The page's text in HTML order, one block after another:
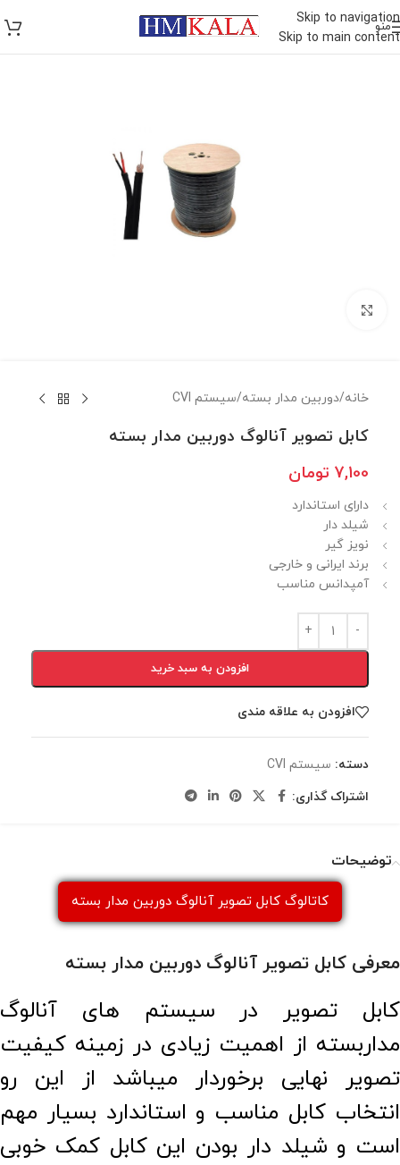
Skip to navigation
Skip to main content
منو
خانه/دوربين مدار بسته/سيستم CVI
کابل تصویر آنالوگ دوربین مدار بسته
7,100 تومان
دارای استاندارد
شیلد دار
نویز گیر
برند ایرانی و خارجی
آمپدانس مناسب
افزودن به سبد خرید
افزودن به علاقه مندی
دسته: سيستم CVI
اشتراک گذاری:
توضیحات
کاتالوگ کابل تصویر آنالوگ دوربین مدار بسته
معرفی کابل تصویر آنالوگ دوربین مدار بسته
کابل تصویر در سیستم های آنالوگ
مداربسته از اهمیت زیادی در زمینه کیفیت
تصویر نهایی برخوردار میباشد از این رو
انتخاب کابل مناسب و استاندارد بسیار مهم
است و شیلد دار بودن این کابل کمک خوبی